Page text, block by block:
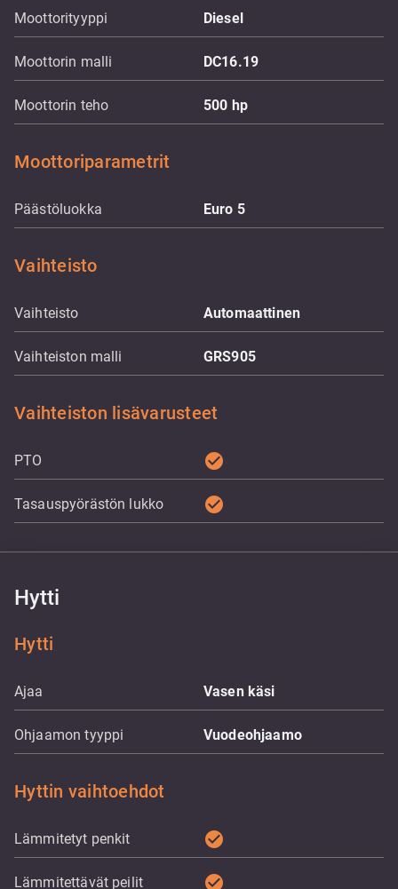
Moottorityyppi Diesel
Moottorin malli DC16.19
Moottorin teho 500 hp
Moottoriparametrit
Päästöluokka Euro 5
Vaihteisto
Vaihteisto Automaattinen
Vaihteiston malli GRS905
Vaihteiston lisävarusteet
PTO check_circle
Tasauspyörästön lukko check_circle
Hytti
Hytti
Ajaa Vasen käsi
Ohjaamon tyyppi Vuodeohjaamo
Hyttin vaihtoehdot
Lämmitetyt penkit check_circle
Lämmitettävät peilit check_circle